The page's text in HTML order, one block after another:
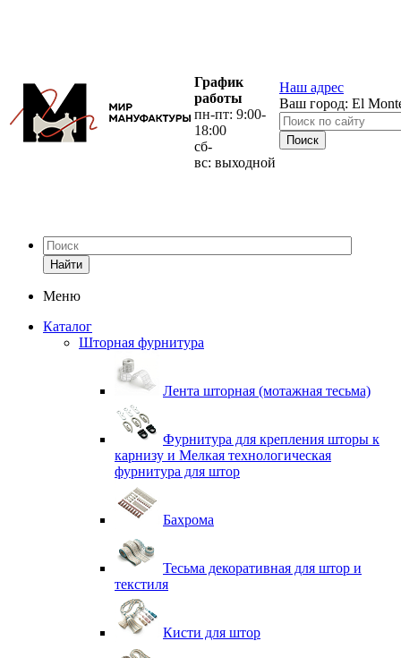
График
работы
пн-пт: 9:00-
18:00
сб-
вс: выходной
Наш адрес
Ваш город: El
Найти
Меню
Каталог
Шторная фурнитура
Лента шторная (мотажная тесьма)
Фурнитура для крепления шторы к
карнизу и Мелкая технологическая
фурнитура для штор
Бахрома
Тесьма декоративная для штор и
текстиля
Кисти для штор